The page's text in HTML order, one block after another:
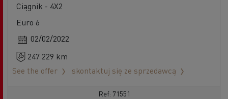
Ciągnik - 4X2
Euro 6
02/02/2022
247 229 km
See the offer
skontaktuj się ze sprzedawcą
Ref: 71551